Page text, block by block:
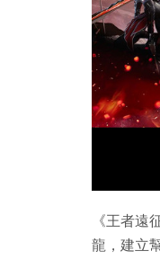
《王者遠
龍，建立
Link